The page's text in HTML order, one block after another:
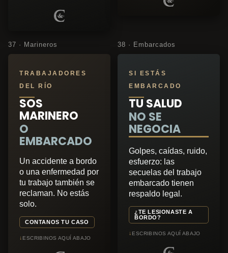
37 · Marineros
TRABAJADORES
DEL RÍO
SOS
MARINERO
O
EMBARCADO
Un accidente a bordo
o una enfermedad por
tu trabajo también se
reclaman. No estás
solo.
CONTANOS TU CASO
↓ ESCRIBINOS AQUÍ ABAJO
38 · Embarcados
SI ESTÁS
EMBARCADO
TU SALUD
NO SE
NEGOCIA
Golpes, caídas, ruido,
esfuerzo: las
secuelas del trabajo
embarcado tienen
respaldo legal.
¿TE LESIONASTE A
BORDO?
↓ ESCRIBINOS AQUÍ ABAJO